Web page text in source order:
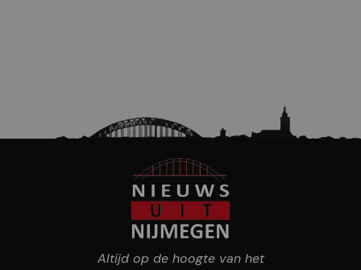
Altijd op de hoogte van het